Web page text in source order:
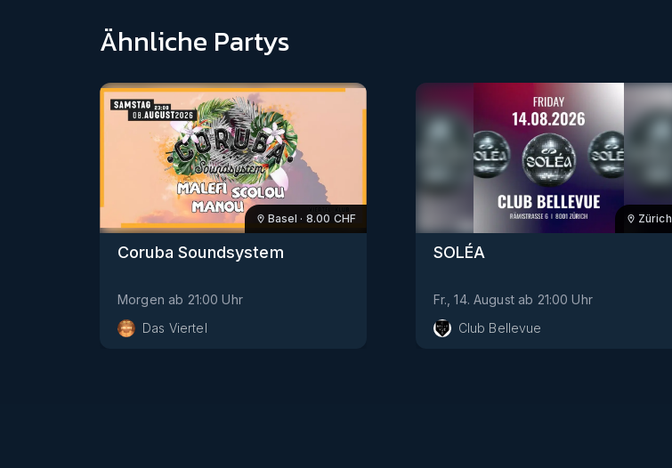
Ähnliche Partys
Basel · 8.00 CHF
Coruba Soundsystem
Morgen ab 21:00 Uhr
Das Viertel
Zürich
SOLÉA
Fr., 14. August ab 21:00 Uhr
Club Bellevue